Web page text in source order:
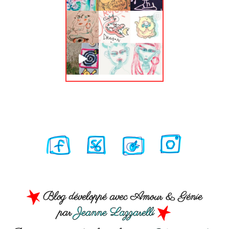
Blog développé avec Amour & Génie
parJeanne Lazzarelli